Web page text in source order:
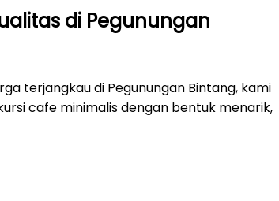
di Pegunungan
terjangkau di Pegunungan Bintang, kami
cafe minimalis dengan bentuk menarik,